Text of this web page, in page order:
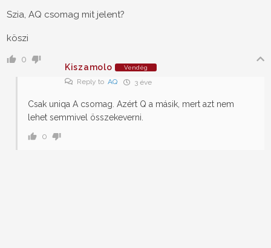
Szia, AQ csomag mit jelent?
köszi
0
Kiszamolo
Vendég
Reply to AQ 3 éve
Csak uniqa A csomag. Azért Q a másik, mert azt nem
lehet semmivel összekeverni.
0